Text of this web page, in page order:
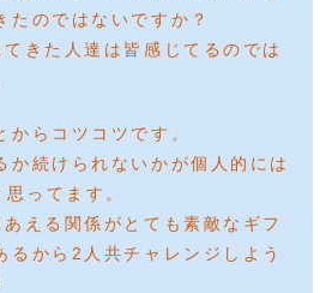
たのではないですか？
きた人達は皆感じてるのでは
からコツコツです。
か続けられないかが個人的には
ってます。
える関係がとても素敵なギフ
るから2人共チャレンジしよう